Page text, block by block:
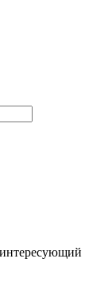
интересующий